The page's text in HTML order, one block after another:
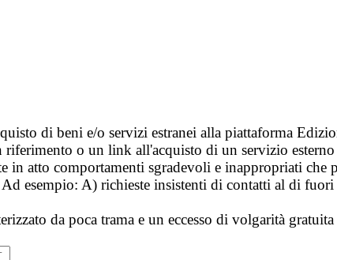
di beni e/o servizi estranei alla piattaforma
o un link all'acquisto di un servizio
in atto comportamenti sgradevoli e inappropriati
esempio: A) richieste insistenti di contatti al di
da poca trama e un eccesso di volgarità